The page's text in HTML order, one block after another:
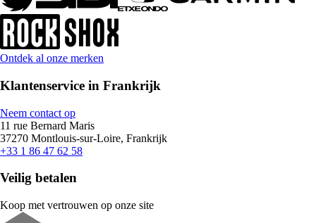
Ontdek al onze merken
Klantenservice in Frankrijk
Neem contact op
11 rue Bernard Maris
37270 Montlouis-sur-Loire, Frankrijk
+33 1 86 47 62 58
Veilig betalen
Koop met vertrouwen op onze site